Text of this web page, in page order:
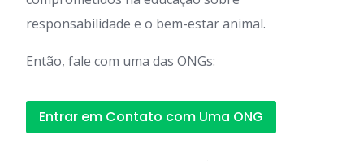
responsabilidade e o bem-estar animal.
Então, fale com uma das ONGs:
Entrar em Contato com Uma ONG